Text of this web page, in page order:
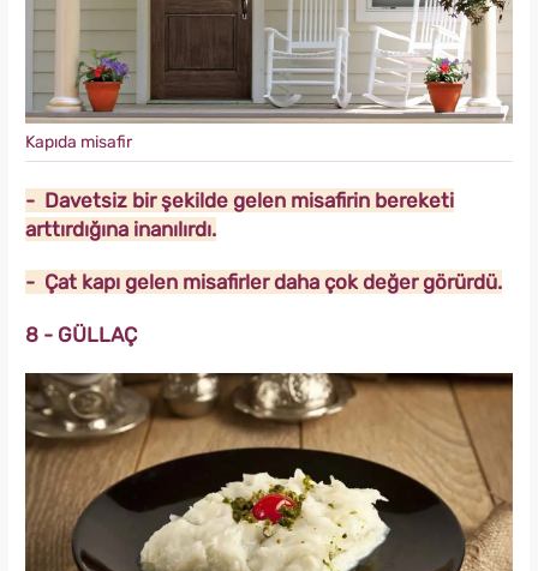
Kapıda misafir
- Davetsiz bir şekilde gelen misafirin bereketi
arttırdığına inanılırdı.
- Çat kapı gelen misafirler daha çok değer görürdü.
8 - GÜLLAÇ